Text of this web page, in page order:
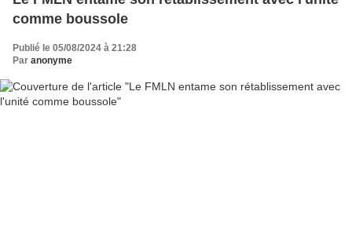
comme boussole
Publié le 05/08/2024 à 21:28
Par anonyme